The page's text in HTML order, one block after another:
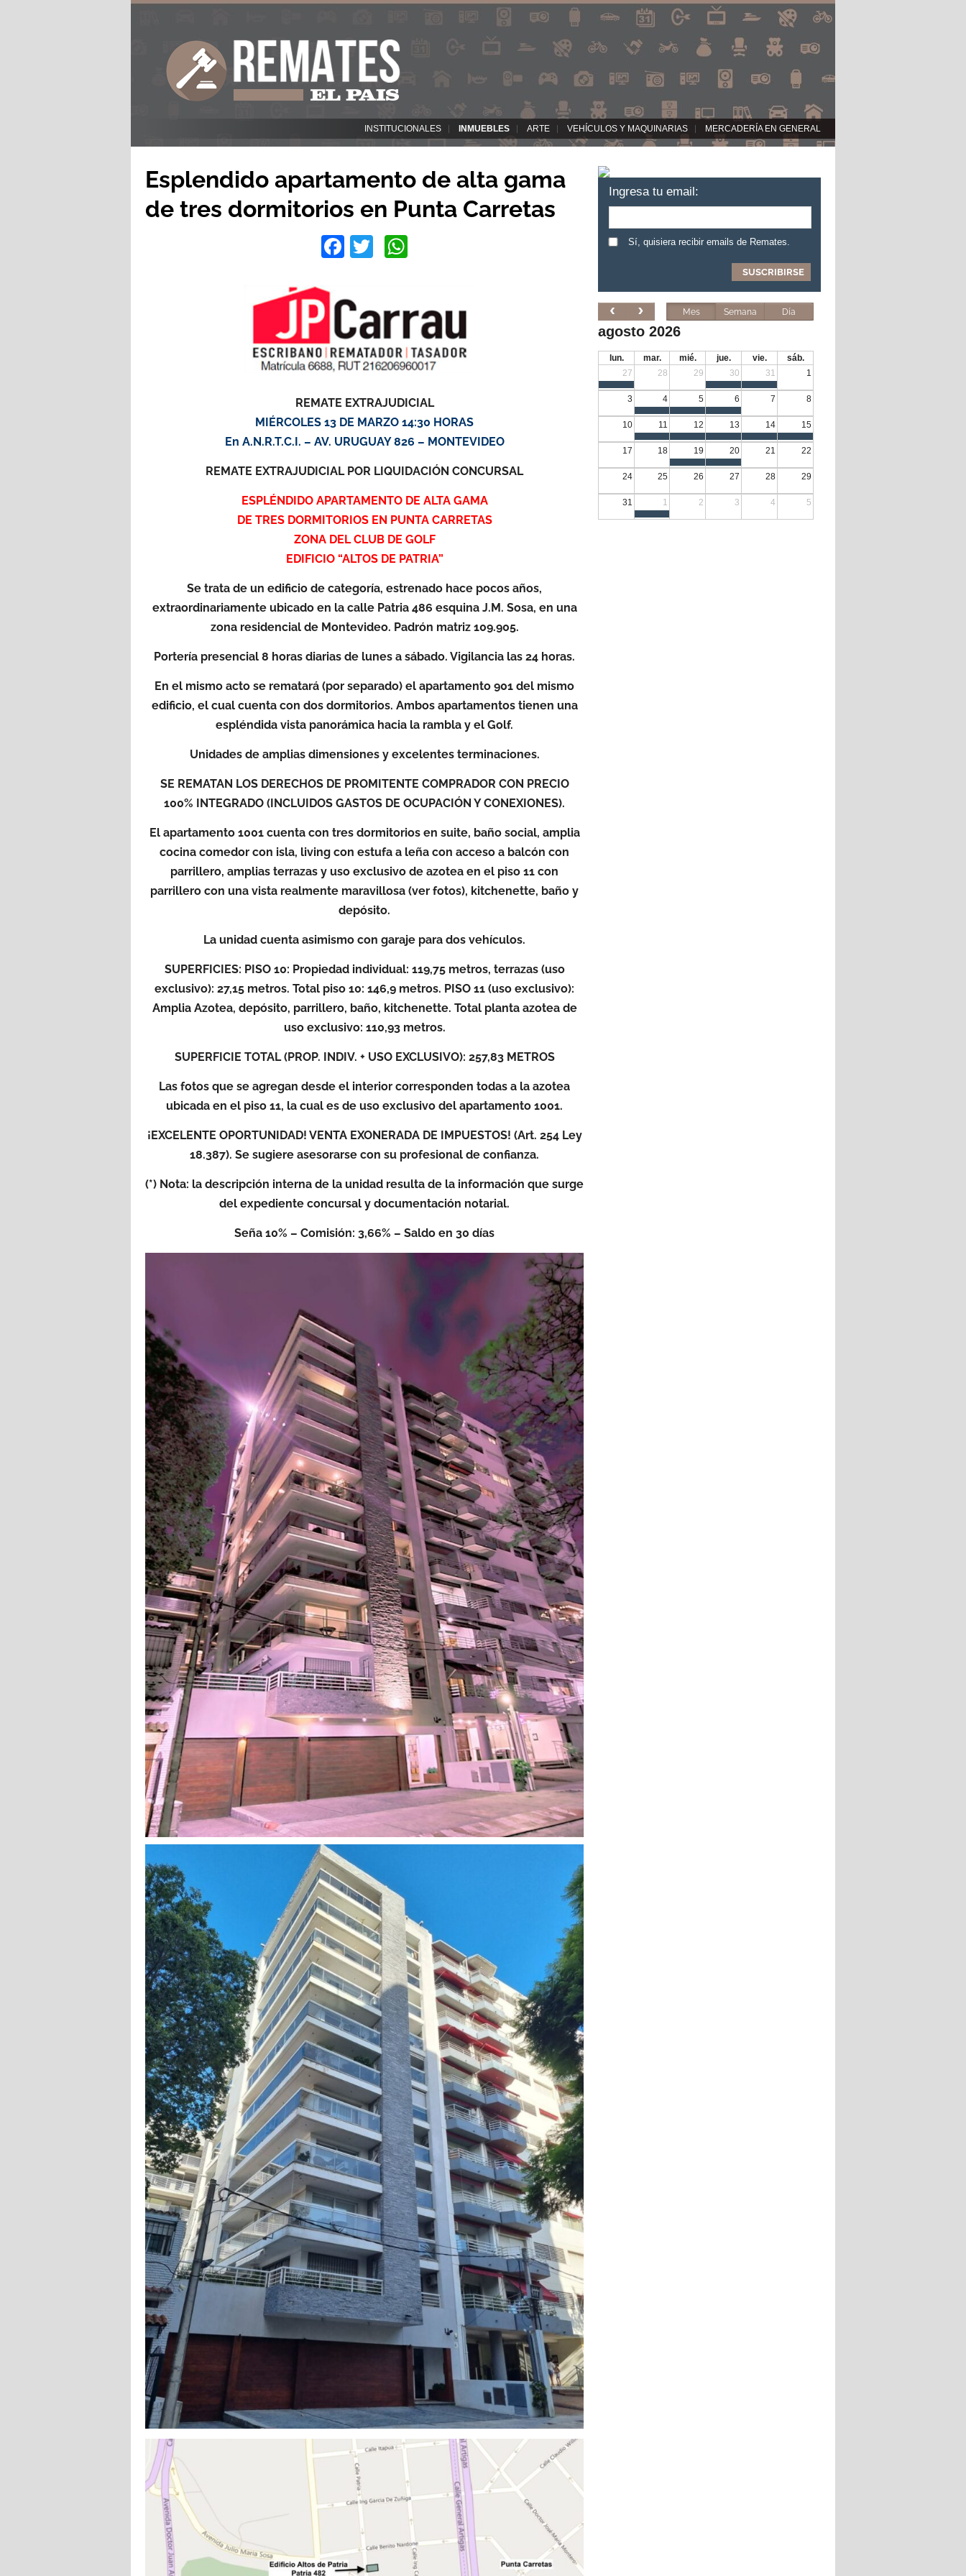
INSTITUCIONALES INMUEBLES ARTE VEHÍCULOS Y MAQUINARIAS MERCADERÍA EN GENERAL
Esplendido apartamento de alta gama
de tres dormitorios en Punta Carretas
Facebook
Twitter
REMATE EXTRAJUDICIAL
MIÉRCOLES 13 DE MARZO 14:30 HORAS
En A.N.R.T.C.I. – AV. URUGUAY 826 – MONTEVIDEO
REMATE EXTRAJUDICIAL POR LIQUIDACIÓN CONCURSAL
ESPLÉNDIDO APARTAMENTO DE ALTA GAMA
DE TRES DORMITORIOS EN PUNTA CARRETAS
ZONA DEL CLUB DE GOLF
EDIFICIO “ALTOS DE PATRIA”
Se trata de un edificio de categoría, estrenado hace pocos años,
extraordinariamente ubicado en la calle Patria 486 esquina J.M. Sosa, en una
zona residencial de Montevideo. Padrón matriz 109.905.
Portería presencial 8 horas diarias de lunes a sábado. Vigilancia las 24 horas.
En el mismo acto se rematará (por separado) el apartamento 901 del mismo
edificio, el cual cuenta con dos dormitorios. Ambos apartamentos tienen una
espléndida vista panorámica hacia la rambla y el Golf.
Unidades de amplias dimensiones y excelentes terminaciones.
SE REMATAN LOS DERECHOS DE PROMITENTE COMPRADOR CON PRECIO
100% INTEGRADO (INCLUIDOS GASTOS DE OCUPACIÓN Y CONEXIONES).
El apartamento 1001 cuenta con tres dormitorios en suite, baño social, amplia
cocina comedor con isla, living con estufa a leña con acceso a balcón con
parrillero, amplias terrazas y uso exclusivo de azotea en el piso 11 con
parrillero con una vista realmente maravillosa (ver fotos), kitchenette, baño y
depósito.
La unidad cuenta asimismo con garaje para dos vehículos.
SUPERFICIES: PISO 10: Propiedad individual: 119,75 metros, terrazas (uso
exclusivo): 27,15 metros. Total piso 10: 146,9 metros. PISO 11 (uso exclusivo):
Amplia Azotea, depósito, parrillero, baño, kitchenette. Total planta azotea de
uso exclusivo: 110,93 metros.
SUPERFICIE TOTAL (PROP. INDIV. + USO EXCLUSIVO): 257,83 METROS
Las fotos que se agregan desde el interior corresponden todas a la azotea
ubicada en el piso 11, la cual es de uso exclusivo del apartamento 1001.
¡EXCELENTE OPORTUNIDAD! VENTA EXONERADA DE IMPUESTOS! (Art. 254 Ley
18.387). Se sugiere asesorarse con su profesional de confianza.
(*) Nota: la descripción interna de la unidad resulta de la información que surge
del expediente concursal y documentación notarial.
Seña 10% – Comisión: 3,66% – Saldo en 30 días
Ingresa tu email:
Sí, quisiera recibir emails de Remates.
Mes Semana Día
agosto 2026
lun. mar. mié. jue. vie.
sáb.
27
28 29 30 31 1
3 4 5 6 7 8
10 11 12 13 14 15
17 18 19 20 21 22
24 25 26 27 28 29
31 1 2 3 4 5